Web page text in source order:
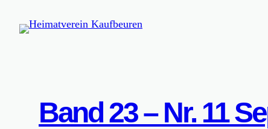
Inhalt
Band 23 – Nr. 11